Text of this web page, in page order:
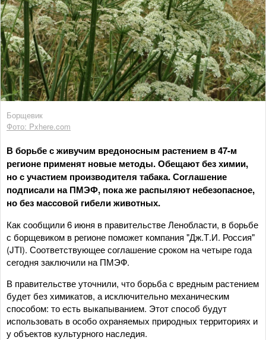
Борщевик
Фото: Pxhere.com
В борьбе с живучим вредоносным растением в 47-м
регионе применят новые методы. Обещают без химии,
но с участием производителя табака. Соглашение
подписали на ПМЭФ, пока же распыляют небезопасное,
но без массовой гибели животных.
Как сообщили 6 июня в правительстве Ленобласти, в борьбе
с борщевиком в регионе поможет компания "Дж.Т.И. Россия"
(JTI). Соответствующее соглашение сроком на четыре года
сегодня заключили на ПМЭФ.
В правительстве уточнили, что борьба с вредным растением
будет без химикатов, а исключительно механическим
способом: то есть выкапыванием. Этот способ будут
использовать в особо охраняемых природных территориях и
у объектов культурного наследия.